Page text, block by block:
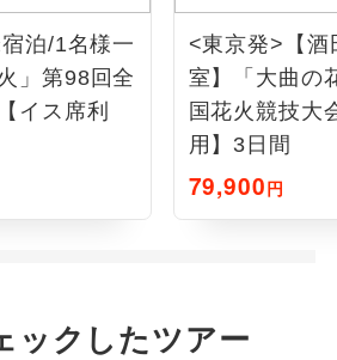
泊/1名様一
」第98回全
イス席利
<東京発>【
室】「大曲の
国花火競技大
用】3日間
79,900円
ックしたツアー